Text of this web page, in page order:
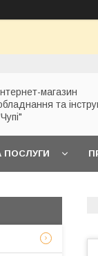
магазин
та
ПОСЛУГИ